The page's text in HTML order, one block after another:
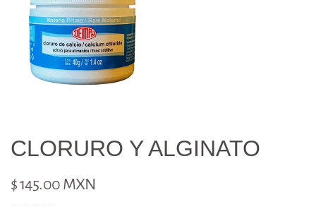
CLORURO Y ALGINATO
$ 145.00 MXN